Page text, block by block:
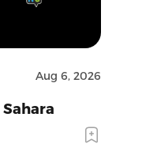
Aug 6, 2026